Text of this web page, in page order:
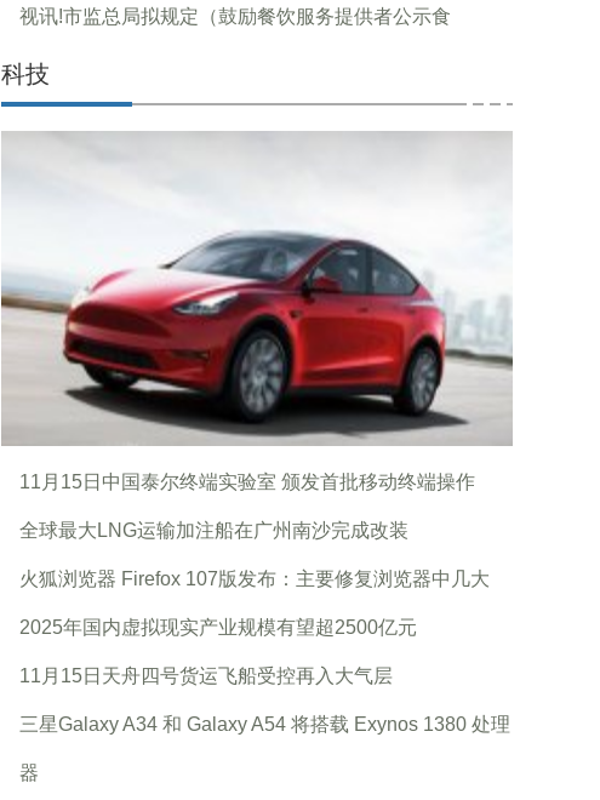
视讯!市监总局拟规定（鼓励餐饮服务提供者公示食
科技
11月15日中国泰尔终端实验室 颁发首批移动终端操作
全球最大LNG运输加注船在广州南沙完成改装
火狐浏览器 Firefox 107版发布：主要修复浏览器中几大
2025年国内虚拟现实产业规模有望超2500亿元
11月15日天舟四号货运飞船受控再入大气层
三星Galaxy A34 和 Galaxy A54 将搭载 Exynos 1380 处理
器